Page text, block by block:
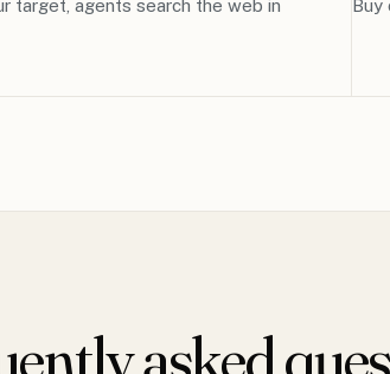
target, agents search the web in
Buy
asked